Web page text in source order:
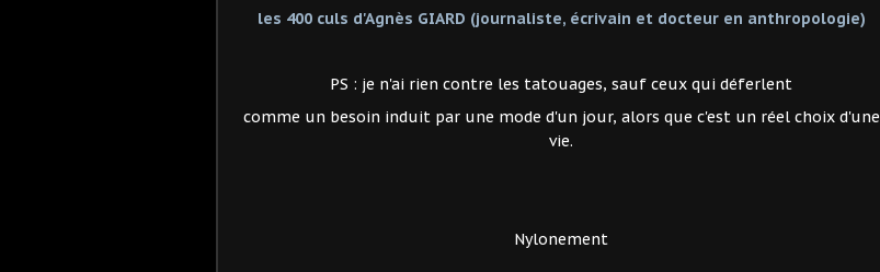
les 400 culs d'Agnès GIARD (journaliste, écrivain et docteur en anthropologie)
PS : je n'ai rien contre les tatouages, sauf ceux qui déferlent
comme un besoin induit par une mode d'un jour, alors que c'est un réel choix d'une
vie.
Nylonement